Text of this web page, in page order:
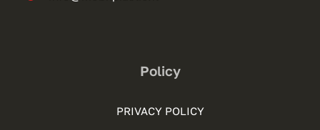
Policy
PRIVACY POLICY